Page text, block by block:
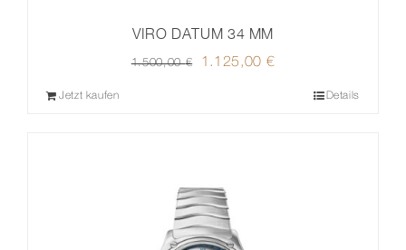
VIRO DATUM 34 MM
1.500,00€
Ursprünglicher
1.125,00 €
Jetzt kaufen Details